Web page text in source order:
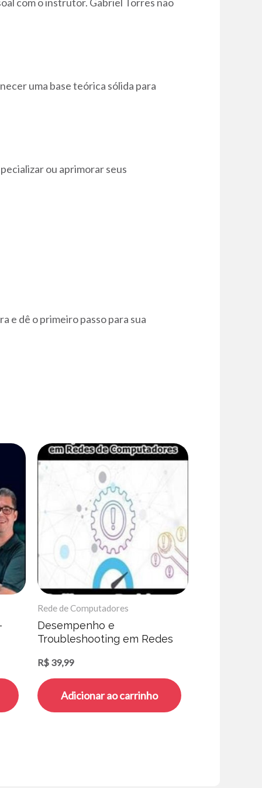
uma base teórica sólida para
ou aprimorar seus
e dê o primeiro passo para sua
Rede de Computadores
Desempenho e
Troubleshooting em Redes
Guilherme Rodrigues
R$ 39,99
Adicionar ao carrinho